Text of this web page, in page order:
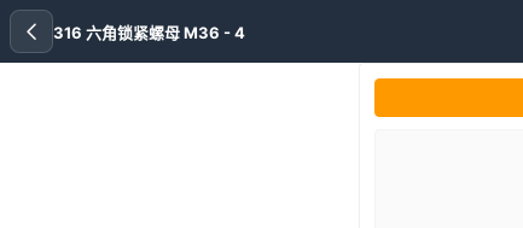
316 六角锁紧螺母 M36 - 4